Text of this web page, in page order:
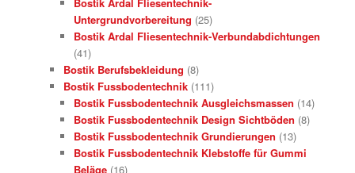
Untergrundvorbereitung (25)
Bostik Ardal Fliesentechnik-Verbundabdichtungen
(41)
Bostik Berufsbekleidung (8)
Bostik Fussbodentechnik (111)
Bostik Fussbodentechnik Ausgleichsmassen (14)
Bostik Fussbodentechnik Design Sichtböden (8)
Bostik Fussbodentechnik Grundierungen (13)
Bostik Fussbodentechnik Klebstoffe für Gummi
Beläge (16)